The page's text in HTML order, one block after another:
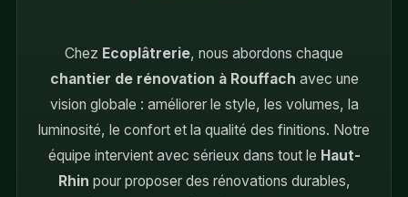
Chez Ecoplâtrerie, nous abordons chaque
chantier de rénovation à Rouffach avec une
vision globale : améliorer le style, les volumes, la
luminosité, le confort et la qualité des finitions. Notre
équipe intervient avec sérieux dans tout le Haut-
Rhin pour proposer des rénovations durables,